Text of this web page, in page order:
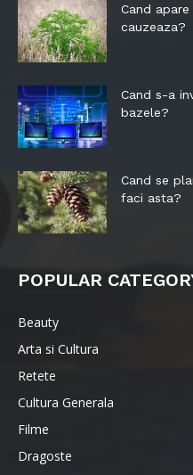
Cand
cauzeaza?
Cand s-a
bazele?
Cand se
faci asta?
POPULAR
Beauty
Arta si Cultura
Retete
Cultura Generala
Filme
Dragoste